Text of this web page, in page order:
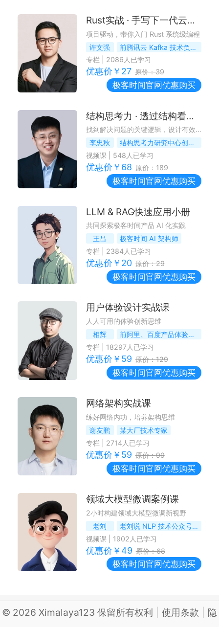
Rust实战 · 手写下一代云原生消息队列
项目驱动，带你入门 Rust 系统级编程
许文强
前腾讯云 Kafka 技术负责人
专栏
2086 人已学习
优惠价￥ 27 原价：39
极客时间官网优惠购买
结构思考力 · 透过结构看问题解决
找到解决问题的关键逻辑，设计有效的解决方案
李忠秋
结构思考力研究中心创始人
视频课| 548 人已学习
优惠价￥ 68 原价：189
极客时间官网优惠购买
LLM & RAG快速应用小册
共同探索极客时间产品 AI 化实践
王吕
极客时间 AI 架构师
专栏
2384人已学习
优惠价￥ 20 原价：29
极客时间官网优惠购买
用户体验设计实战课
人人可用的体验创新思维
相辉
前阿里、百度产品体验设计总监
专栏
18297人已学习
优惠价￥ 59 原价：129
极客时间官网优惠购买
网络架构实战课
练好网络内功，培养架构思维
谢友鹏
某大厂技术专家
专栏
2714人已学习
优惠价￥ 59 原价：99
极客时间官网优惠购买
领域大模型微调案例课
2小时构建领域大模型微调新视野
老刘
老刘说 NLP 技术公众号 / 社区作者
视频课| 1902 人已学习
优惠价￥ 49 原价：68
极客时间官网优惠购买
© 2026 Ximalaya123 保留所有权利 使用条款 隐